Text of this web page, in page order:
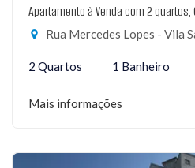
Apartamento à Venda com 2 quartos,
Rua Mercedes Lopes - Vila
2 Quartos 1 Banheiro
Mais informações